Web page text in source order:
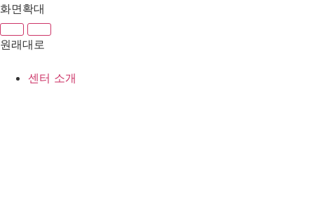
콘
텐
츠
화면확대
원래대로
센터 소개